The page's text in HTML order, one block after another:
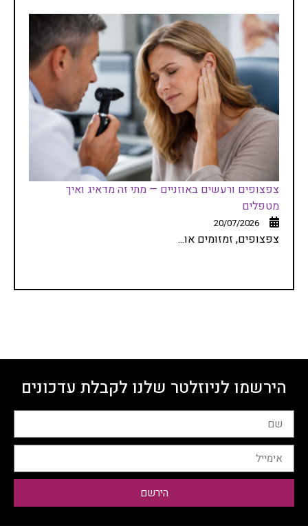
צפצופים ורעשים באוזניים — מתי זה מדאיג ואיך
מטפלים
20/07/2026
צפצופים, זמזומים או...
הירשמו לניוזלטר שלנו לקבלת עדכונים
הירשם